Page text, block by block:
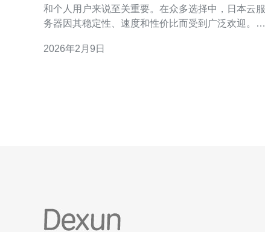
和个人用户来说至关重要。在众多选择中，日本云服
务器因其稳定性、速度和性价比而受到广泛欢迎。本
实用的使用建议，帮助您选择到最佳的云服务解决方
2026年2月9日